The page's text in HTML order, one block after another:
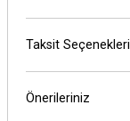
Taksit Seçenekleri
Önerileriniz